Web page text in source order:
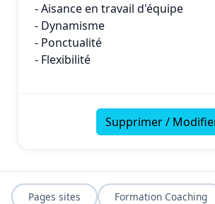
- Aisance en travail d'équipe
- Dynamisme
- Ponctualité
- Flexibilité
Supprimer /
Pages sites Formation Coaching